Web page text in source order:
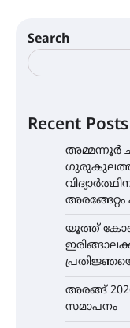
Search
Recent Posts
അമ്മന്നൂർ
അരങ്ങേറ്റം
യൂത്ത്
അരങ്ങ്
സമാപനം